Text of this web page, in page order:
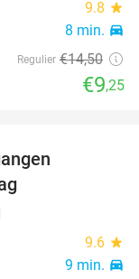
9.8 star
8 min. directions_car
Regulier €14,50
€9,25
9.6 star
9 min. directions_car